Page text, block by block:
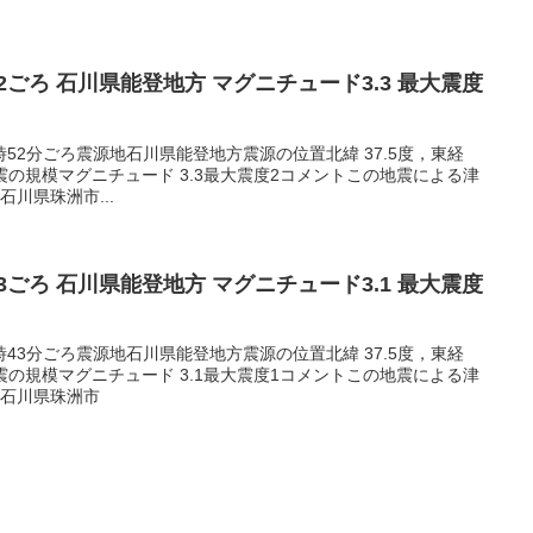
ろ 石川県能登地方 マグニチュード3.3 最大震度
分ごろ震源地石川県能登地方震源の位置北緯 37.5度，東経
規模マグニチュード 3.3最大震度2コメントこの地震による津
川県珠洲市...
ろ 石川県能登地方 マグニチュード3.1 最大震度
分ごろ震源地石川県能登地方震源の位置北緯 37.5度，東経
規模マグニチュード 3.1最大震度1コメントこの地震による津
川県珠洲市